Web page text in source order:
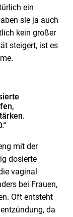
ein
sie ja auch
kein großer
steigert, ist es
mit der
dosierte
vaginal
bei Frauen,
Oft entsteht
da